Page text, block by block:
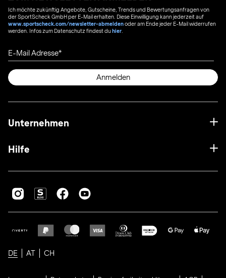
Ich möchte zukünftig Angebote, Gutscheine, Trends und Bewertungsanfragen von
der SportScheck GmbH per E-Mail erhalten. Diese Einwilligung kann jederzeit auf
www.sportscheck.com/newsletter-abmeldenoder am Ende jeder E-Mail widerrufen
werden. Infos zum Datenschutz findest duhier
E-Mail Adresse
Anmelden
Unternehmen
Hilfe
DE AT CH